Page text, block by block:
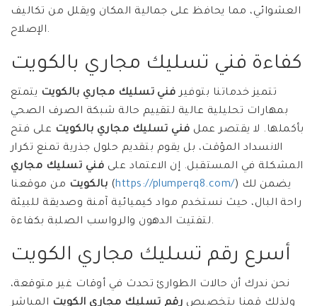
العشوائي، مما يحافظ على جمالية المكان ويقلل من تكاليف
الإصلاح.
كفاءة فني تسليك مجاري بالكويت
تتميز خدماتنا بتوفير فني تسليك مجاري بالكويت يتمتع
بمهارات تحليلية عالية لتقييم حالة شبكة الصرف الصحي
بأكملها. لا يقتصر عمل فني تسليك مجاري بالكويت على فتح
الانسداد المؤقت، بل يقوم بتقديم حلول جذرية تمنع تكرار
المشكلة في المستقبل. إن الاعتماد على فني تسليك مجاري
بالكويت من موقعنا (https://plumperq8.com/) يضمن لك
راحة البال، حيث نستخدم مواد كيميائية آمنة وصديقة للبيئة
لتفتيت الدهون والرواسب الصلبة بكفاءة.
أسرع رقم تسليك مجاري الكويت
نحن ندرك أن حالات الطوارئ تحدث في أوقات غير متوقعة،
ولذلك قمنا بتخصيص رقم تسليك مجاري الكويت المباشر